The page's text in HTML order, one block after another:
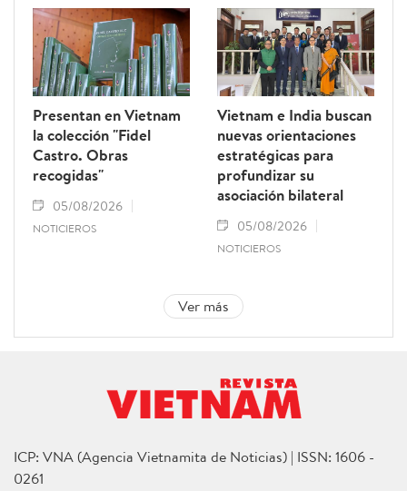
Presentan en Vietnam
la colección "Fidel
Castro. Obras
recogidas"
05/08/2026
NOTICIEROS
Vietnam e India buscan
nuevas orientaciones
estratégicas para
profundizar su
asociación bilateral
05/08/2026
NOTICIEROS
Ver más
ICP: VNA (Agencia Vietnamita de Noticias) | ISSN: 1606 -
0261